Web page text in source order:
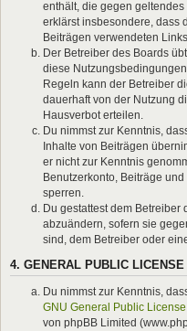
enthält, die gegen
erklärst insbesondere, dass
Beiträgen verwendeten
Der Betreiber des Boards
diese
Regeln kann der Betreiber
dauerhaft von der Nutzung
Hausverbot erteilen.
Du nimmst zur Kenntnis,
Inhalte von Beiträgen
er nicht zur Kenntnis
Benutzerkonto, Beiträge
sperren.
Du gestattest dem Betreiber
abzuändern, sofern sie
sind, dem Betreiber oder
4. GENERAL PUBLIC LICENSE
Du nimmst zur Kenntnis,
GNU General Public License
von phpBB Limited